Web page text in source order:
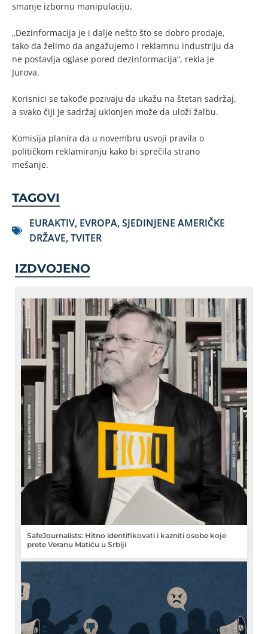
smanje izbornu manipulaciju.
„Dezinformacija je i dalje nešto što se dobro prodaje,
tako da želimo da angažujemo i reklamnu industriju da
ne postavlja oglase pored dezinformacija“, rekla je
Jurova.
Korisnici se takođe pozivaju da ukažu na štetan sadržaj,
a svako čiji je sadržaj uklonjen može da uloži žalbu.
Komisija planira da u novembru usvoji pravila o
političkom reklamiranju kako bi sprečila strano
mešanje.
TAGOVI
EURAKTIV, EVROPA,SJEDINJENE AMERIČKE
DRŽAVE,TVITER
IZDVOJENO
SafeJournalists: Hitno identifikovati i kazniti osobe koje
prete Veranu Matiću u Srbiji